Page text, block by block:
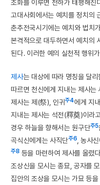
조화를 이루면 천하가 태평해진
고대사회에서는 예치를 정치의
춘추전국시기에는 예치와 법치
본격적으로 대두하면서 예치의
된다. 이러한 예의 실천적 행위
제사는 대상에 따라 명칭을 달리
따르면 천신에게 지내는 제사
제사는 제(祭), 인귀주4에게 지
지내는 제사는 석전(釋奠)이라
경우 하늘을 향해서는 원구단주5
곡식신에게는 사직단주6, 농사
주8 등을 마련하여 제사를 올렸
조상신을 모시는 종묘, 공자를
집안의 조상을 모시는 가묘 등